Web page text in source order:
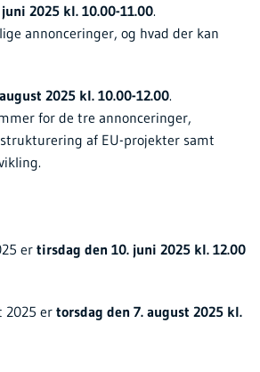
2025 kl. 10.00-11.00.
annonceringer, og hvad der kan
2025 kl. 10.00-12.00.
for de tre annonceringer,
af EU-projekter samt
er tirsdag den 10. juni 2025 kl. 12.00
2025 ertorsdag den 7. august 2025 kl.